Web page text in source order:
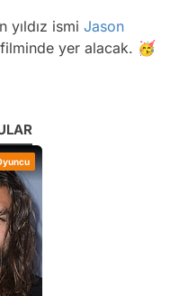
yıldız ismi Jason
yer alacak. 🥳